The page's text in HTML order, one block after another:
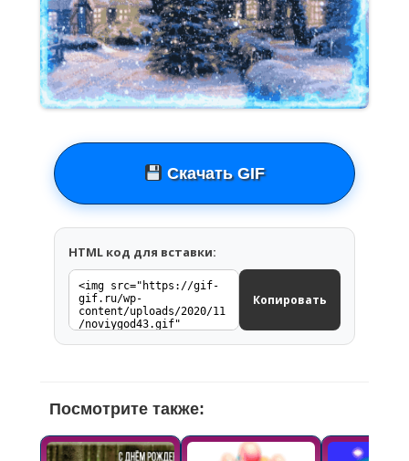
Скачать GIF
HTML код для вставки:
Копировать
Посмотрите также: